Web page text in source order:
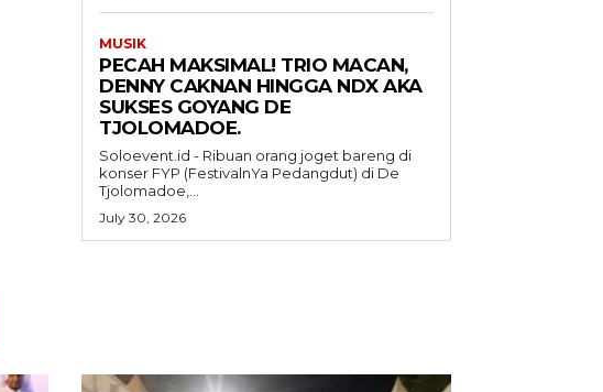
MUSIK
PECAH MAKSIMAL! TRIO MACAN,
DENNY CAKNAN HINGGA NDX AKA
SUKSES GOYANG DE
TJOLOMADOE.
Soloevent.id - Ribuan orang joget bareng di
konser FYP (FestivalnYa Pedangdut) di De
Tjolomadoe,...
July 30, 2026